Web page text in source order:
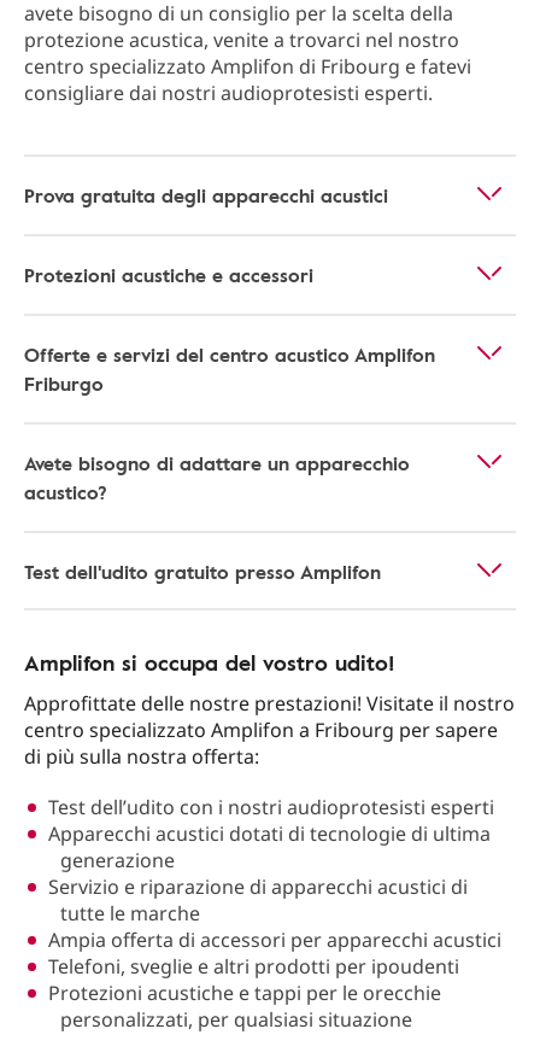
avete bisogno di un consiglio per la scelta della
protezione acustica, venite a trovarci nel nostro
centro specializzato Amplifon di Fribourg e fatevi
consigliare dai nostri audioprotesisti esperti.
Prova gratuita degli apparecchi acustici
Protezioni acustiche e accessori
Offerte e servizi del centro acustico Amplifon
Friburgo
Avete bisogno di adattare un apparecchio
acustico?
Test dell'udito gratuito presso Amplifon
Amplifon si occupa del vostro udito!
Approfittate delle nostre prestazioni! Visitate il nostro
centro specializzato Amplifon a Fribourg per sapere
di più sulla nostra offerta:
Test dell’udito con i nostri audioprotesisti esperti
Apparecchi acustici dotati di tecnologie di ultima
generazione
Servizio e riparazione di apparecchi acustici di
tutte le marche
Ampia offerta di accessori per apparecchi acustici
Telefoni, sveglie e altri prodotti per ipoudenti
Protezioni acustiche e tappi per le orecchie
personalizzati, per qualsiasi situazione